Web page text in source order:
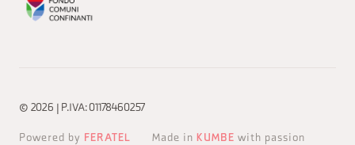
© 2026 | P.IVA: 01178460257
Powered by FERATEL Made in KUMBE with passion